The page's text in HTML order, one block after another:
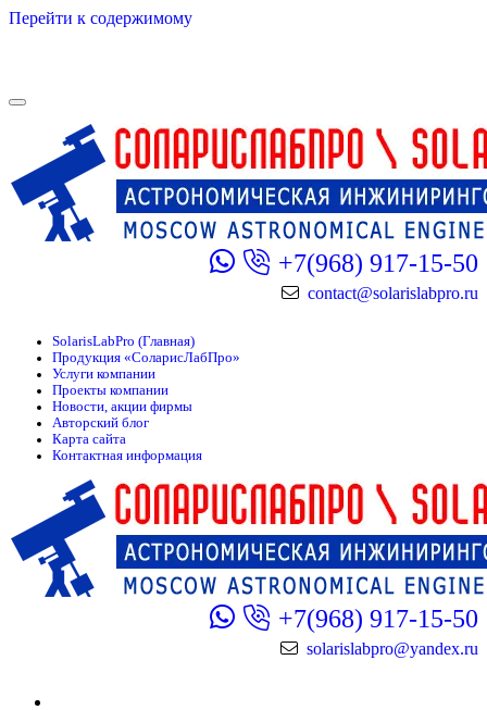
Перейти к содержимому
+7(968) 917-15-50
contact@solarislabpro.ru
SolarisLabPro (Главная)
Продукция «СоларисЛабПро»
Услуги компании
Проекты компании
Новости, акции фирмы
Авторский блог
Карта сайта
Контактная информация
+7(968) 917-15-50
solarislabpro@yandex.ru